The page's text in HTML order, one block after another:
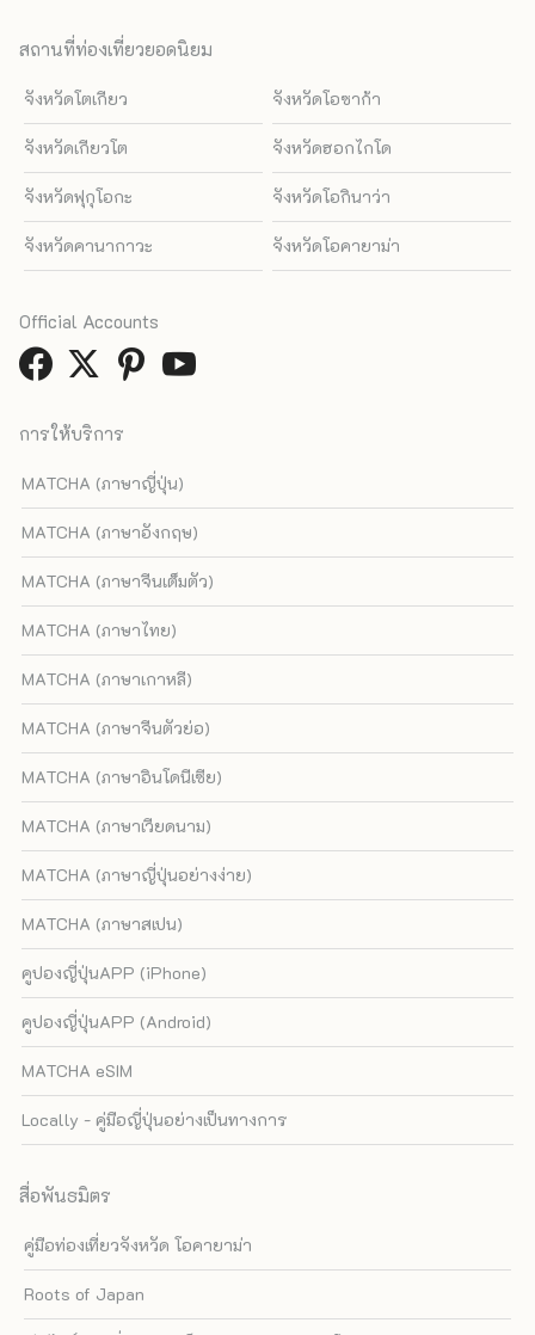
สถานที่ท่องเที่ยวยอดนิยม
จังหวัดโตเกียว จังหวัดโอซาก้า
จังหวัดเกียวโต จังหวัดฮอกไกโด
จังหวัดฟุกุโอกะ จังหวัดโอกินาว่า
จังหวัดคานากาวะ จังหวัดโอคายาม่า
การให้บริการ
MATCHA (ภาษาญี่ปุ่น)
MATCHA (ภาษาอังกฤษ)
MATCHA (ภาษาจีนเต็มตัว)
MATCHA (ภาษาไทย)
MATCHA (ภาษาเกาหลี)
MATCHA (ภาษาจีนตัวย่อ)
MATCHA (ภาษาอินโดนีเซีย)
MATCHA (ภาษาเวียดนาม)
MATCHA (ภาษาญี่ปุ่นอย่างง่าย)
MATCHA (ภาษาสเปน)
คูปองญี่ปุ่นAPP (iPhone)
คูปองญี่ปุ่นAPP (Android)
MATCHA eSIM
Locally - คู่มือญี่ปุ่นอย่างเป็นทางการ
สื่อพันธมิตร
คู่มือท่องเที่ยวจังหวัด โอคายาม่า
Roots of Japan
Official Accounts